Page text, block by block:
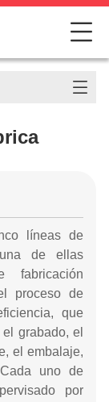
líneas de
de ellas
fabricación
proceso de
que
grabado, el
el embalaje,
uno de
por